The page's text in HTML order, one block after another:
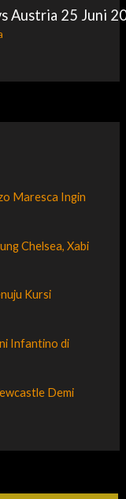
Austria 25 Juni
Maresca Ingin
Chelsea, Xabi
Kursi
Infantino di
Demi